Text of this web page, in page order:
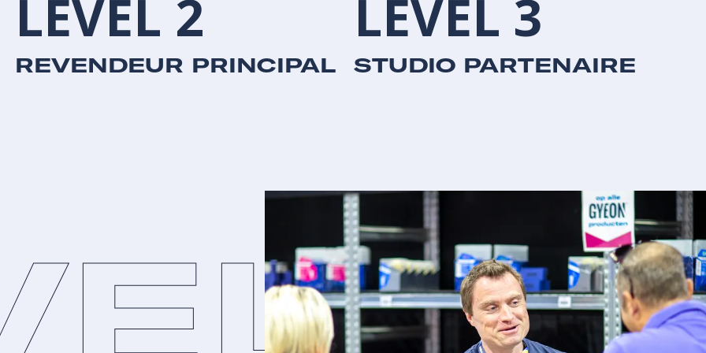
LEVEL 2
REVENDEUR PRINCIPAL
LEVEL 3
STUDIO PARTENAIRE